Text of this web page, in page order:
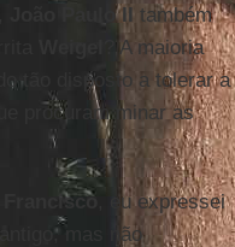
João Paulo II também
? A maioria
tão disposto a tolerar a
procuram minar as
Francisco , eu expressei
mas não